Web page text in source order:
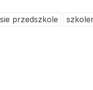
przedszkole